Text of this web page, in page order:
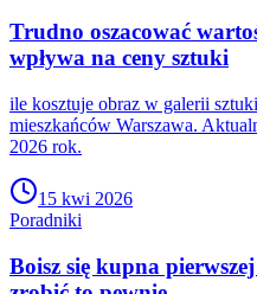
Trudno oszacować
wpływa na ceny sztuki
ile kosztuje obraz w galerii
mieszkańców Warszawa.
2026 rok.
15 kwi 2026
Poradniki
Boisz się kupna